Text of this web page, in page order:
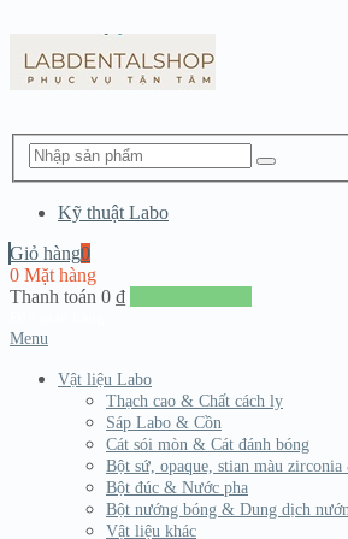
Kỹ thuật Labo
Giỏ hàng0
0 Mặt hàng
Thanh toán 0 ₫
Menu
Vật liệu Labo
Thạch cao & Chất cách ly
Sáp Labo & Cồn
Cát sói mòn & Cát đánh bóng
Bột sứ, opaque, stian màu
Bột đúc & Nước pha
Bột nướng bóng & Dung dịch
Vật liệu khác